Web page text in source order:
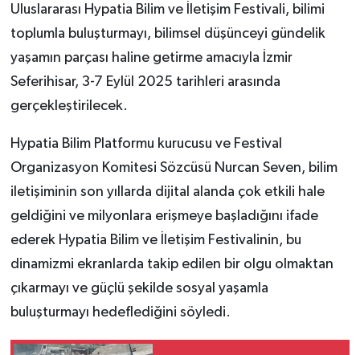
Uluslararası Hypatia Bilim ve İletişim Festivali, bilimi
toplumla buluşturmayı, bilimsel düşünceyi gündelik
yaşamın parçası haline getirme amacıyla İzmir
Seferihisar, 3-7 Eylül 2025 tarihleri arasında
gerçekleştirilecek.
Hypatia Bilim Platformu kurucusu ve Festival
Organizasyon Komitesi Sözcüsü Nurcan Seven, bilim
iletişiminin son yıllarda dijital alanda çok etkili hale
geldiğini ve milyonlara erişmeye başladığını ifade
ederek Hypatia Bilim ve İletişim Festivalinin, bu
dinamizmi ekranlarda takip edilen bir olgu olmaktan
çıkarmayı ve güçlü şekilde sosyal yaşamla
buluşturmayı hedeflediğini söyledi.